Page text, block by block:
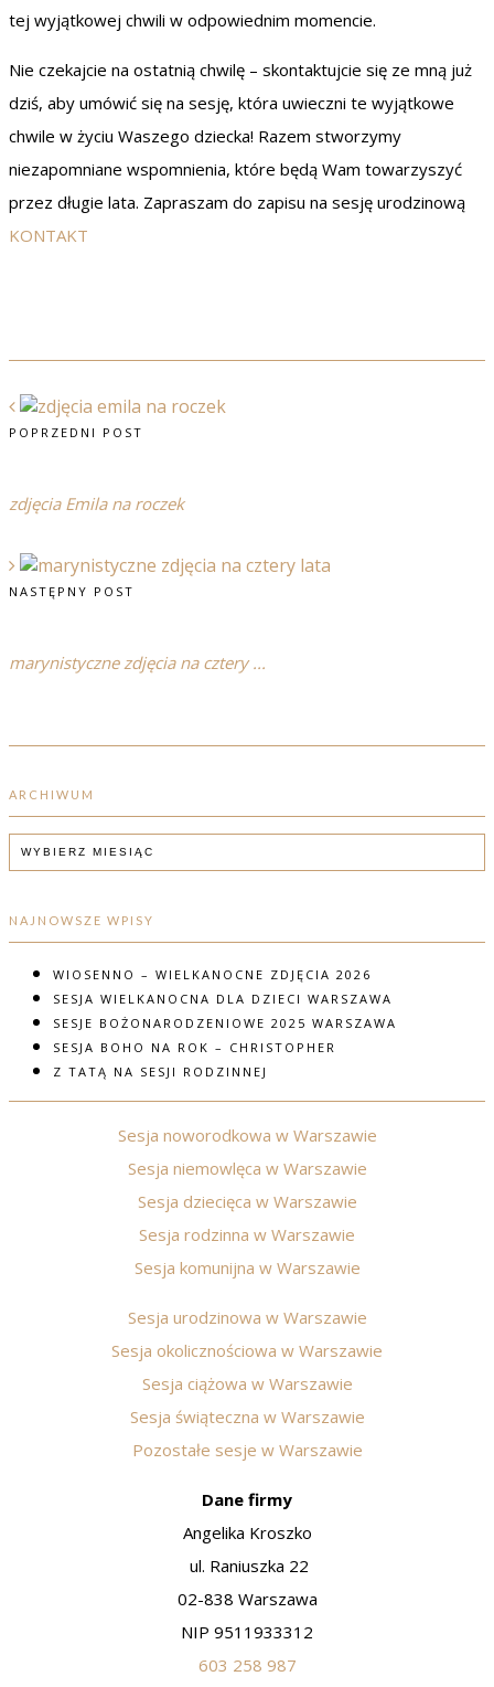
tej wyjątkowej chwili w odpowiednim momencie.
Nie czekajcie na ostatnią chwilę – skontaktujcie się ze mną już
dziś, aby umówić się na sesję, która uwieczni te wyjątkowe
chwile w życiu Waszego dziecka! Razem stworzymy
niezapomniane wspomnienia, które będą Wam towarzyszyć
przez długie lata. Zapraszam do zapisu na sesję urodzinową
KONTAKT
POPRZEDNI POST
zdjęcia Emila na roczek
NASTĘPNY POST
marynistyczne zdjęcia na cztery ...
ARCHIWUM
ARCHIWUM
NAJNOWSZE WPISY
WIOSENNO – WIELKANOCNE ZDJĘCIA 2026
SESJA WIELKANOCNA DLA DZIECI WARSZAWA
SESJE BOŻONARODZENIOWE 2025 WARSZAWA
SESJA BOHO NA ROK – CHRISTOPHER
Z TATĄ NA SESJI RODZINNEJ
Sesja noworodkowa w Warszawie
Sesja niemowlęca w Warszawie
Sesja dziecięca w Warszawie
Sesja rodzinna w Warszawie
Sesja komunijna w Warszawie
Sesja urodzinowa w Warszawie
Sesja okolicznościowa w Warszawie
Sesja ciążowa w Warszawie
Sesja świąteczna w Warszawie
Pozostałe sesje w Warszawie
Dane firmy
Angelika Kroszko
ul. Raniuszka 22
02-838 Warszawa
NIP 9511933312
603 258 987